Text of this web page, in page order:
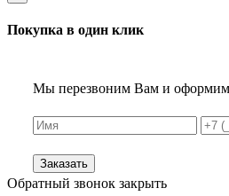
Покупка в один клик
Мы перезвоним Вам и оформим
Заказать
Обратный звонок закрыть